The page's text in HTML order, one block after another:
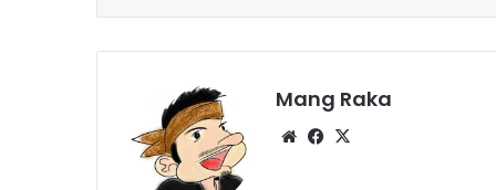
Mang Raka
WebsiteFacebook